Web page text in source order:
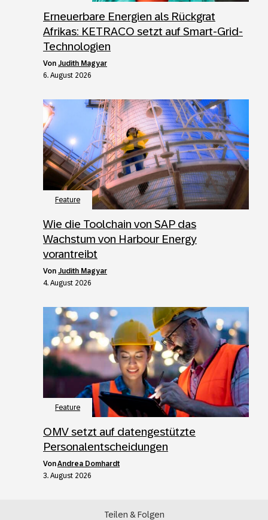
Erneuerbare Energien als Rückgrat
Afrikas: KETRACO setzt auf Smart-Grid-
Technologien
von Judith Magyar
6. August 2026
Feature
Wie die Toolchain von SAP das
Wachstum von Harbour Energy
vorantreibt
von Judith Magyar
4. August 2026
Feature
OMV setzt auf datengestützte
Personalentscheidungen
vonAndrea Domhardt
3. August 2026
Teilen & Folgen